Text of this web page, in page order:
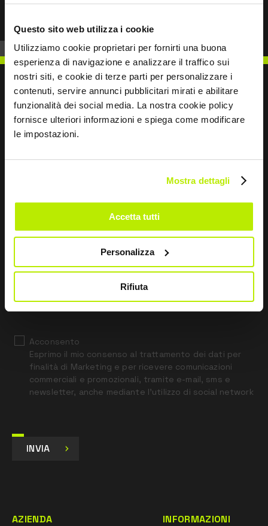
Questo sito web utilizza i cookie
Utilizziamo cookie proprietari per fornirti una buona
esperienza di navigazione e analizzare il traffico sui
nostri siti, e cookie di terze parti per personalizzare i
contenuti, servire annunci pubblicitari mirati e abilitare
funzionalità dei social media. La nostra cookie policy
fornisce ulteriori informazioni e spiega come modificare
le impostazioni.
Mostra dettagli
Accetta tutti
Personalizza
Rifiuta
SCRIVICI
Restiamo in contatto
Leave
this
blank
Ho letto l’Informativa Privacy
ai sensi dell’art. 13 Regolamento UE 679/16.
Acconsento
Esprimo il mio consenso al trattamento dei dati per
finalità di Marketing e per ricevere comunicazioni
commerciali e promozionali, tramite e-mail, sms e
newsletter, anche mediante l’utilizzo di social network
INVIA
AZIENDA INFORMAZIONI